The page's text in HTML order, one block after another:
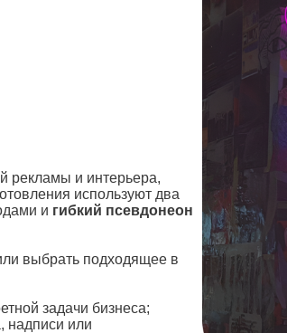
рекламы и интерьера,
используют два
и гибкий псевдонеон
выбрать подходящее в
задачи бизнеса;
надписи или